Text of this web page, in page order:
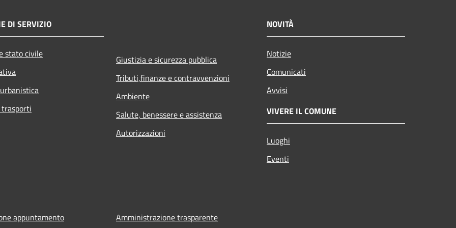
DI SERVIZIO
stato civile
Giustizia e sicurezza pubblica
Tributi,finanze e contravvenzioni
Ambiente
Salute, benessere e assistenza
Autorizzazioni
NOVITÀ
Notizie
Comunicati
Avvisi
VIVERE IL COMUNE
Luoghi
Eventi
appuntamento Amministrazione trasparente